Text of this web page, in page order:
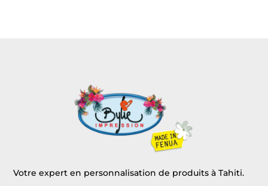
Votre expert en personnalisation de produits à Tahiti.